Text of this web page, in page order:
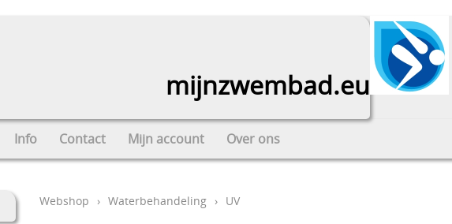
mijnzwembad.eu
Info Contact Mijn account Over ons
Webshop › Waterbehandeling › UV